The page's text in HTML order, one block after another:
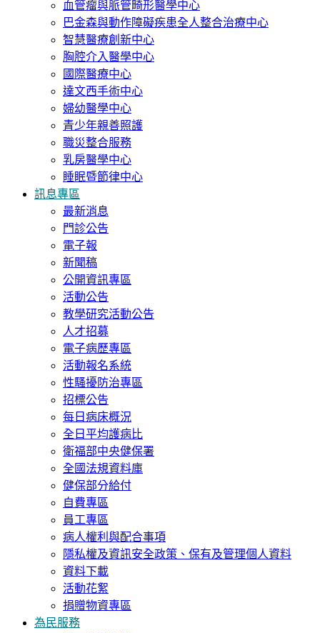
血管瘤與脈管畸形醫學中心
巴金森與動作障礙疾患全人整合治療中心
智慧醫療創新中心
胸腔介入醫學中心
國際醫療中心
達文西手術中心
婦幼醫學中心
青少年親善照護
職災整合服務
乳房醫學中心
睡眠暨節律中心
訊息專區
最新消息
門診公告
電子報
新聞稿
公開資訊專區
活動公告
教學研究活動公告
人才招募
電子病歷專區
活動報名系統
性騷擾防治專區
招標公告
每日病床概況
全日平均護病比
衛福部中央健保署
全國法規資料庫
健保部分給付
自費專區
員工專區
病人權利與配合事項
隱私權及資訊安全政策、保有及管理個人資料
資料下載
活動花絮
捐贈物資專區
為民服務